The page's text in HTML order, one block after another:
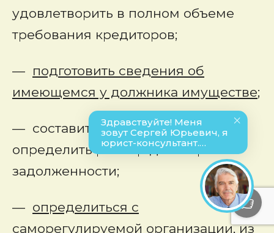
удовлетворить в полном объеме
требования кредиторов;
— подготовить сведения об
имеющемся у должника имуществе;
— составить список дебиторов,
определить размер дебиторской
задолженности;
— определиться с
саморегулируемой организации, из